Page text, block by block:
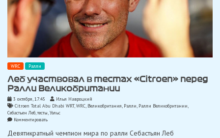
WRC Ралли
Леб участвовал в тестах «Citroen» перед
Ралли Великобритании
3 октября, 17:45
Илья Навроцкий
Citroen Total Abu Dhabi WRT,WRC, Великобритания, Ралли, Ралли Великобритании
Себастьен Леб,тесты,Уэльс
Комментироватьon
участвовал
Девятикратный чемпион мира по ралли Себастьян Леб